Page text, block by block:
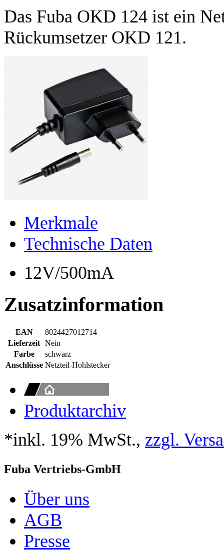
Das Fuba OKD 124 ist ein
Rückumsetzer OKD 121.
Merkmale
Technische Daten
12V/500mA
Zusatzinformation
EAN
8024427012714
Lieferzeit Nein
Farbe
schwarz
Anschlüsse Netzteil-Hohlstecker
Produktarchiv
*inkl. 19% MwSt., zzgl.
Fuba Vertriebs-GmbH
Über uns
AGB
Presse